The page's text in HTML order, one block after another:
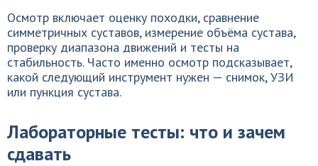
Осмотр включает оценку походки, сравнение
симметричных суставов, измерение объёма сустава,
проверку диапазона движений и тесты на
стабильность. Часто именно осмотр подсказывает,
какой следующий инструмент нужен — снимок, УЗИ
или пункция сустава.
Лабораторные тесты: что и зачем
сдавать